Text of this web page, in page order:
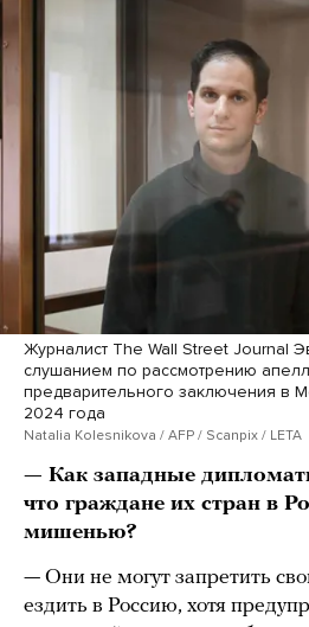
Журналист The Wall Street Journal
слушанием по рассмотрению
предварительного заключения в
2024 года
Natalia Kolesnikova / AFP / Scanpix / LETA
— Как западные
что граждане их стран в
мишенью?
— Они не могут запретить
ездить в Россию, хотя